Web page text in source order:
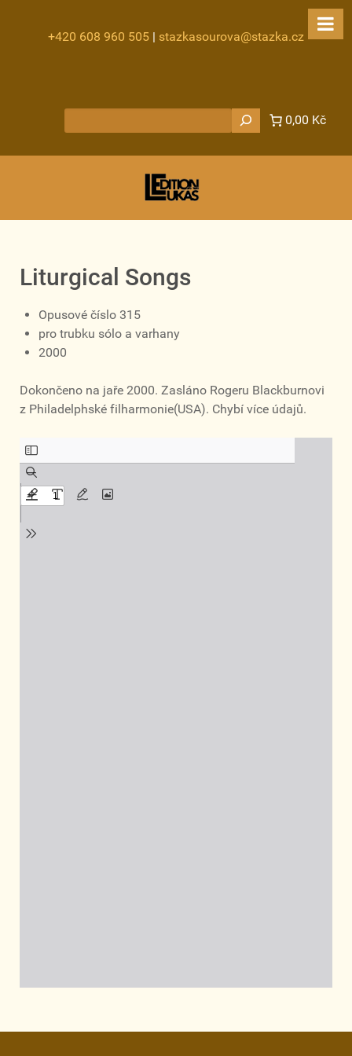
+420 608 960 505 | stazkasourova@stazka.cz
0,00 Kč
Liturgical Songs
Opusové číslo 315
pro trubku sólo a varhany
2000
Dokončeno na jaře 2000. Zasláno Rogeru Blackburnovi
z Philadelphské filharmonie(USA). Chybí více údajů.